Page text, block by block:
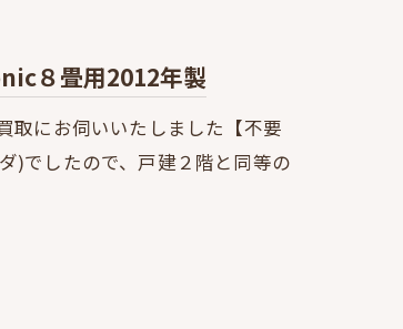
８畳用2012年製
取にお伺いいたしました【不要
)でしたので、戸建２階と同等の